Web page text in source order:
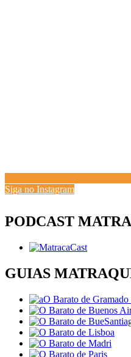
Siga no Instagram
PODCAST
GUIAS